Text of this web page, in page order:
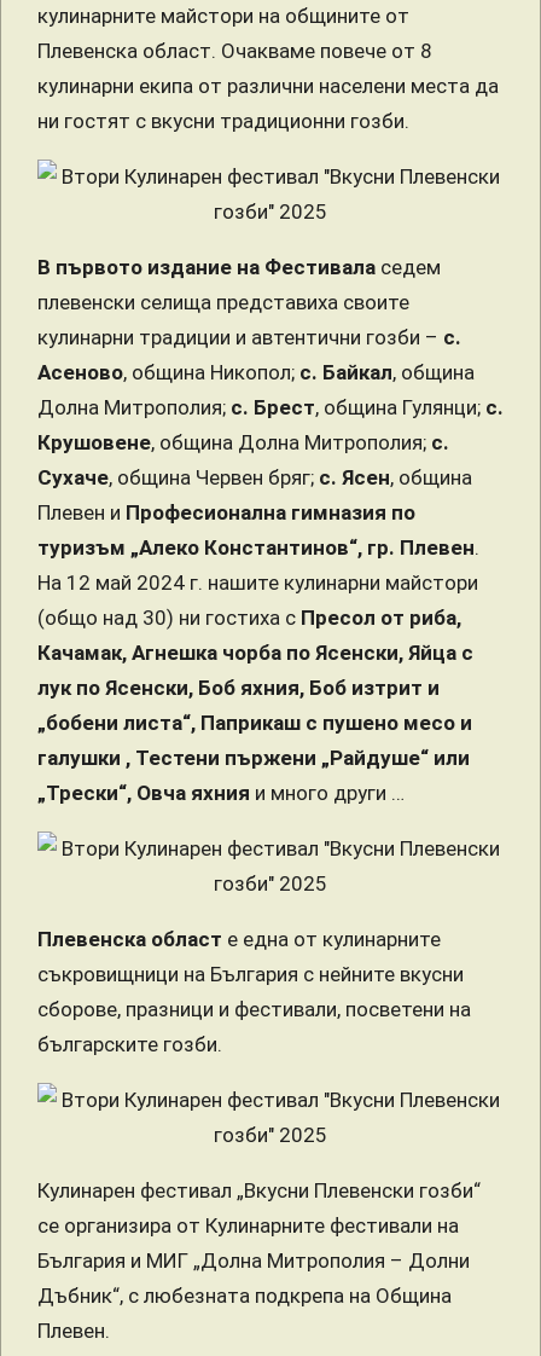
кулинарните майстори на общините от
Плевенска област. Очакваме повече от 8
кулинарни екипа от различни населени места да
ни гостят с вкусни традиционни гозби.
В първото издание на Фестивала седем
плевенски селища представиха своите
кулинарни традиции и автентични гозби – с.
Асеново, община Никопол; с. Байкал, община
Долна Митрополия; с. Брест, община Гулянци; с.
Крушовене, община Долна Митрополия; с.
Сухаче, община Червен бряг; с. Ясен, община
Плевен и Професионална гимназия по
туризъм „Алеко Константинов“, гр. Плевен.
На 12 май 2024 г. нашите кулинарни майстори
(общо над 30) ни гостиха с Пресол от риба,
Качамак, Агнешка чорба по Ясенски, Яйца с
лук по Ясенски, Боб яхния, Боб изтрит и
„бобени листа“, Паприкаш с пушено месо и
галушки , Тестени пържени „Райдуше“ или
„Трески“, Овча яхния и много други …
Плевенска област е една от кулинарните
съкровищници на България с нейните вкусни
сборове, празници и фестивали, посветени на
българските гозби.
Кулинарен фестивал „Вкусни Плевенски гозби“
се организира от Кулинарните фестивали на
България и МИГ „Долна Митрополия – Долни
Дъбник“, с любезната подкрепа на Община
Плевен.